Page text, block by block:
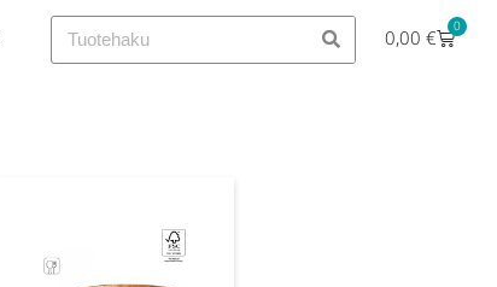
0,00€ 0